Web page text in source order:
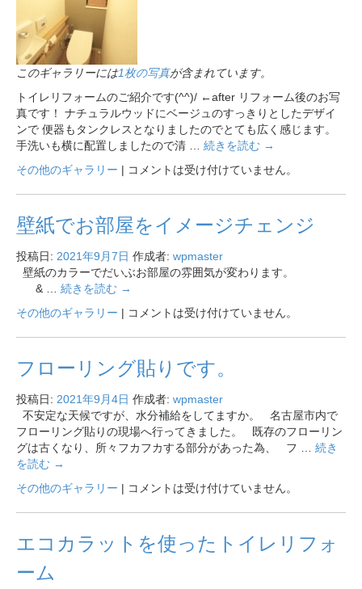
このギャラリーには1枚の写真が含まれています。
トイレリフォームのご紹介です(^^)/ ←after リフォーム後のお写
真です！ ナチュラルウッドにベージュのすっきりとしたデザイ
ンで 便器もタンクレスとなりましたのでとても広く感じます。
手洗いも横に配置しましたので清 … 続きを読む →
その他のギャラリー | コメントは受け付けていません。
壁紙でお部屋をイメージチェンジ
投稿日: 2021年9月7日 作成者: wpmaster
壁紙のカラーでだいぶお部屋の雰囲気が変わります。
& … 続きを読む →
その他のギャラリー | コメントは受け付けていません。
フローリング貼りです。
投稿日: 2021年9月4日 作成者: wpmaster
不安定な天候ですが、水分補給をしてますか。 名古屋市内で
フローリング貼りの現場へ行ってきました。 既存のフローリン
グは古くなり、所々フカフカする部分があった為、 フ … 続き
を読む →
その他のギャラリー | コメントは受け付けていません。
エコカラットを使ったトイレリフォ
ーム